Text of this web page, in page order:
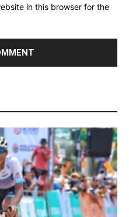
in this browser for the